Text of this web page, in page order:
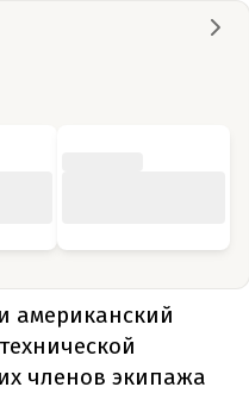
американский
членов экипажа